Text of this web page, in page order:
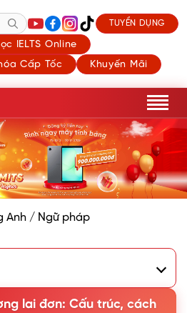
IELTS Online
Cấp Tốc Khuyến Mãi
TUYỂN DỤNG
Anh / Ngữ pháp
dùng thì tương lai đơn
lai đơn: Cấu trúc, cách